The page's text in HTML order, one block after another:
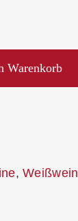
Warenkorb
,Weißwein